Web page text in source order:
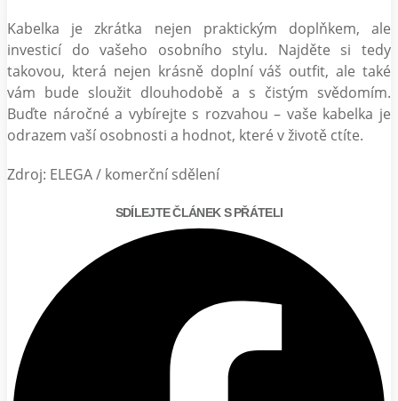
Kabelka je zkrátka nejen praktickým doplňkem, ale
investicí do vašeho osobního stylu. Najděte si tedy
takovou, která nejen krásně doplní váš outfit, ale také
vám bude sloužit dlouhodobě a s čistým svědomím.
Buďte náročné a vybírejte s rozvahou – vaše kabelka je
odrazem vaší osobnosti a hodnot, které v životě ctíte.
Zdroj: ELEGA / komerční sdělení
SDÍLEJTE ČLÁNEK S PŘÁTELI